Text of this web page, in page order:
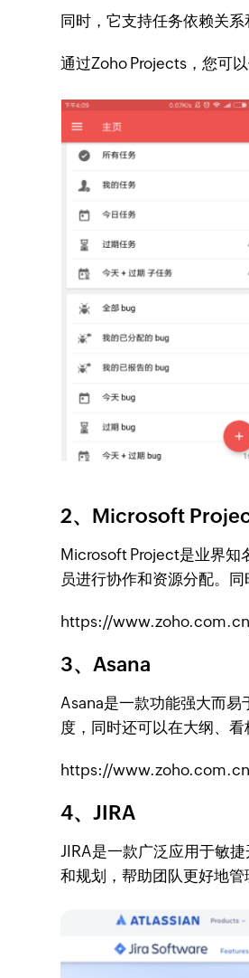
同时，它支持任务依赖关
通过Zoho Projects，您可
2、Microsoft
Microsoft Project是业界知
员进行协作和资源分配。
https://
3、Asana
Asana是一款功能强大而
度，同时还可以在大纲、
https://
4、JIRA
JIRA是一款广泛应用于敏
和规划，帮助团队更好地